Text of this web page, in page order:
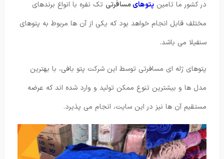
در کشور ما تامین پتوهایمسافرتی تک نفره با انواع برندهای
مختلف قابل انجام خواهد بود که یکی از آن ها مربوط به پتوهای
سنفیلا می باشد.
پتوهای ژله ای مسافرتی توسط این شرکت پتو بافی، با بهترین
مدل ها و بیشترین تنوع ممکن تولید و وارد شده اند که عرضه
مستقیم آن ها نیز در این سایت، انجام می پذیرد.